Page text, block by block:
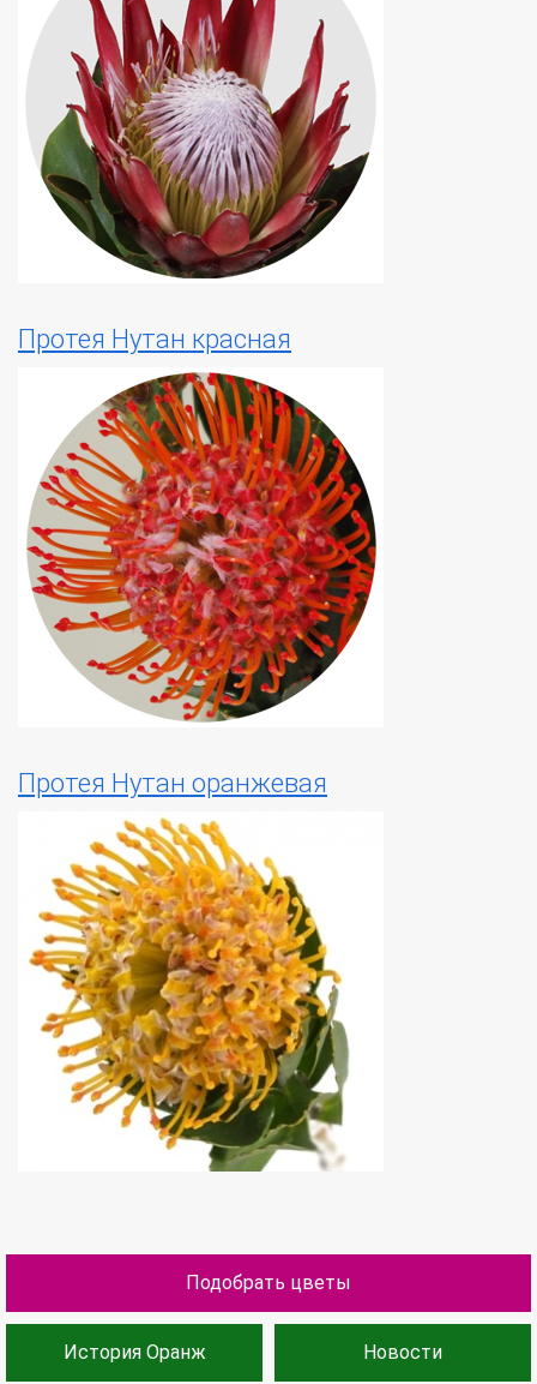
Протея Нутан красная
Протея Нутан оранжевая
Подобрать цветы
История Оранж Новости